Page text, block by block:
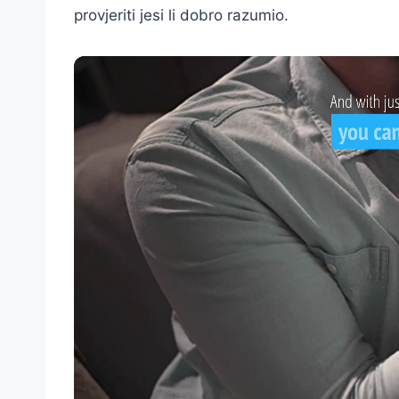
provjeriti jesi li dobro razumio.